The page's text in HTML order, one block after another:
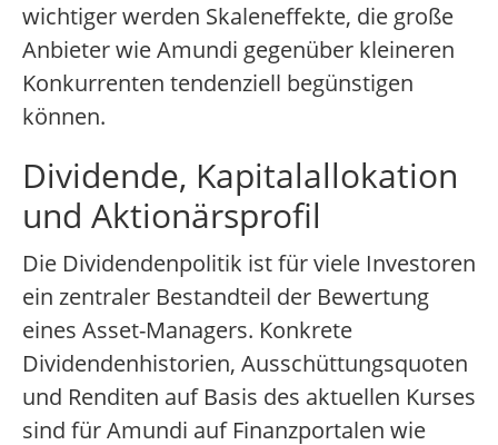
wichtiger werden Skaleneffekte, die große
Anbieter wie Amundi gegenüber kleineren
Konkurrenten tendenziell begünstigen
können.
Dividende, Kapitalallokation
und Aktionärsprofil
Die Dividendenpolitik ist für viele Investoren
ein zentraler Bestandteil der Bewertung
eines Asset-Managers. Konkrete
Dividendenhistorien, Ausschüttungsquoten
und Renditen auf Basis des aktuellen Kurses
sind für Amundi auf Finanzportalen wie